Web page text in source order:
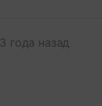
3 года назад